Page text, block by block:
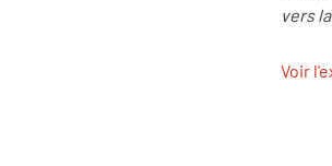
vers
Voir